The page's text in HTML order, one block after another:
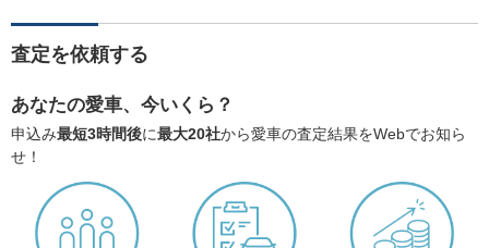
査定を依頼する
あなたの愛車、今いくら？
申込み最短3時間後に最大20社から愛車の査定結果をWebでお知ら
せ！